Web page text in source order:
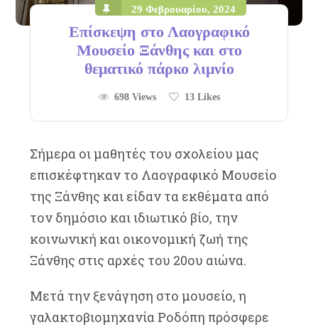
29 Φεβρουαρίου, 2024
Επίσκεψη στο Λαογραφικό
Μουσείο Ξάνθης και στο
θεματικό πάρκο λιμνίο
698 Views 13Likes
Σήμερα οι μαθητές του σχολείου μας
επισκέφτηκαν το Λαογραφικό Μουσείο
της Ξάνθης και είδαν τα εκθέματα από
τον δημόσιο και ιδιωτικό βίο, την
κοινωνική και οικονομική ζωή της
Ξάνθης στις αρχές του 20ου αιώνα.
Μετά την ξενάγηση στο μουσείο, η
γαλακτοβιομηχανία Ροδόπη πρόσφερε